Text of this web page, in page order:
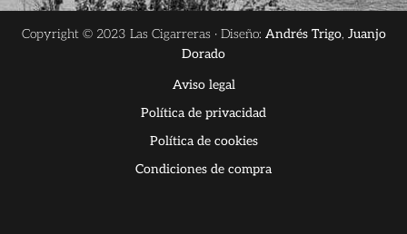
Copyright © 2023 Las Cigarreras · Diseño: Andrés Trigo, Juanjo
Dorado
Aviso legal
Política de privacidad
Política de cookies
Condiciones de compra